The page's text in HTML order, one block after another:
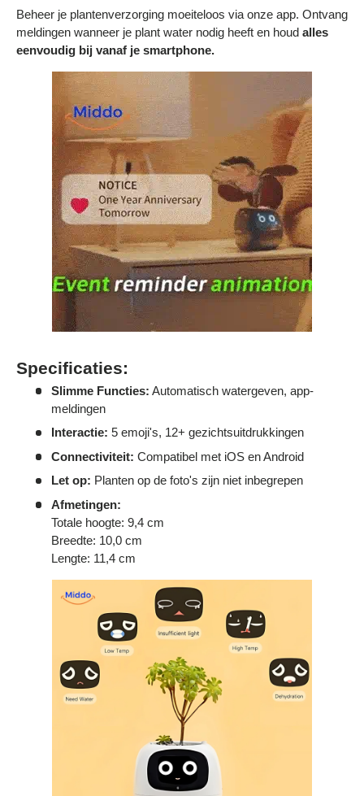
Beheer je plantenverzorging moeiteloos via onze app. Ontvang
meldingen wanneer je plant water nodig heeft en houd alles
eenvoudig bij vanaf je smartphone.
Specificaties:
Slimme Functies: Automatisch watergeven, app-
meldingen
Interactie: 5 emoji's, 12+ gezichtsuitdrukkingen
Connectiviteit: Compatibel met iOS en Android
Let op: Planten op de foto's zijn niet inbegrepen
Afmetingen:
Totale hoogte: 9,4 cm
Breedte: 10,0 cm
Lengte: 11,4 cm